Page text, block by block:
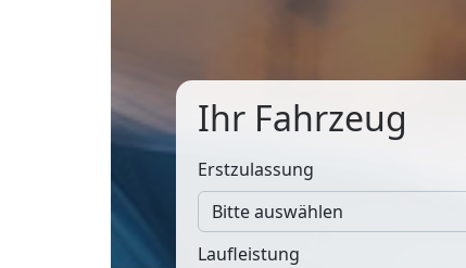
Ihr Fahrzeug
Erstzulassung
Laufleistung